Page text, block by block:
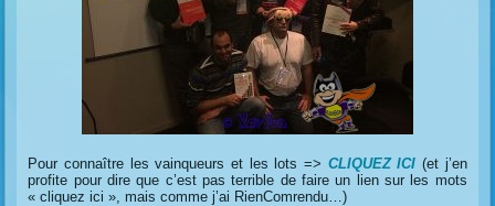
Pour connaître les vainqueurs et les lots => CLIQUEZ ICI (et j’en
profite pour dire que c’est pas terrible de faire un lien sur les mots
« cliquez ici », mais comme j’ai RienComrendu…)